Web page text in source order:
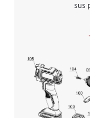
sus